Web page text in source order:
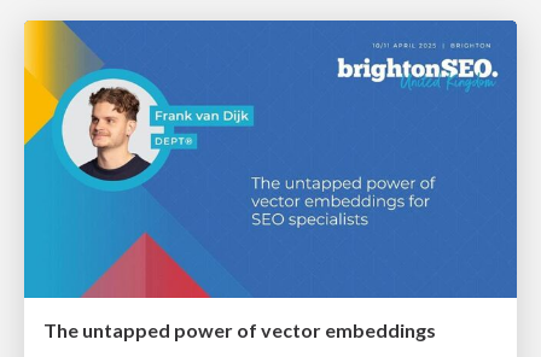
The untapped power of vector embeddings